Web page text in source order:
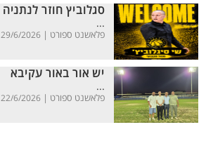
סגלוביץ חוזר לנתניה
...
פלאשנט ספורט | 29/6/2026
יש אור באור עקיבא
...
פלאשנט ספורט | 22/6/2026